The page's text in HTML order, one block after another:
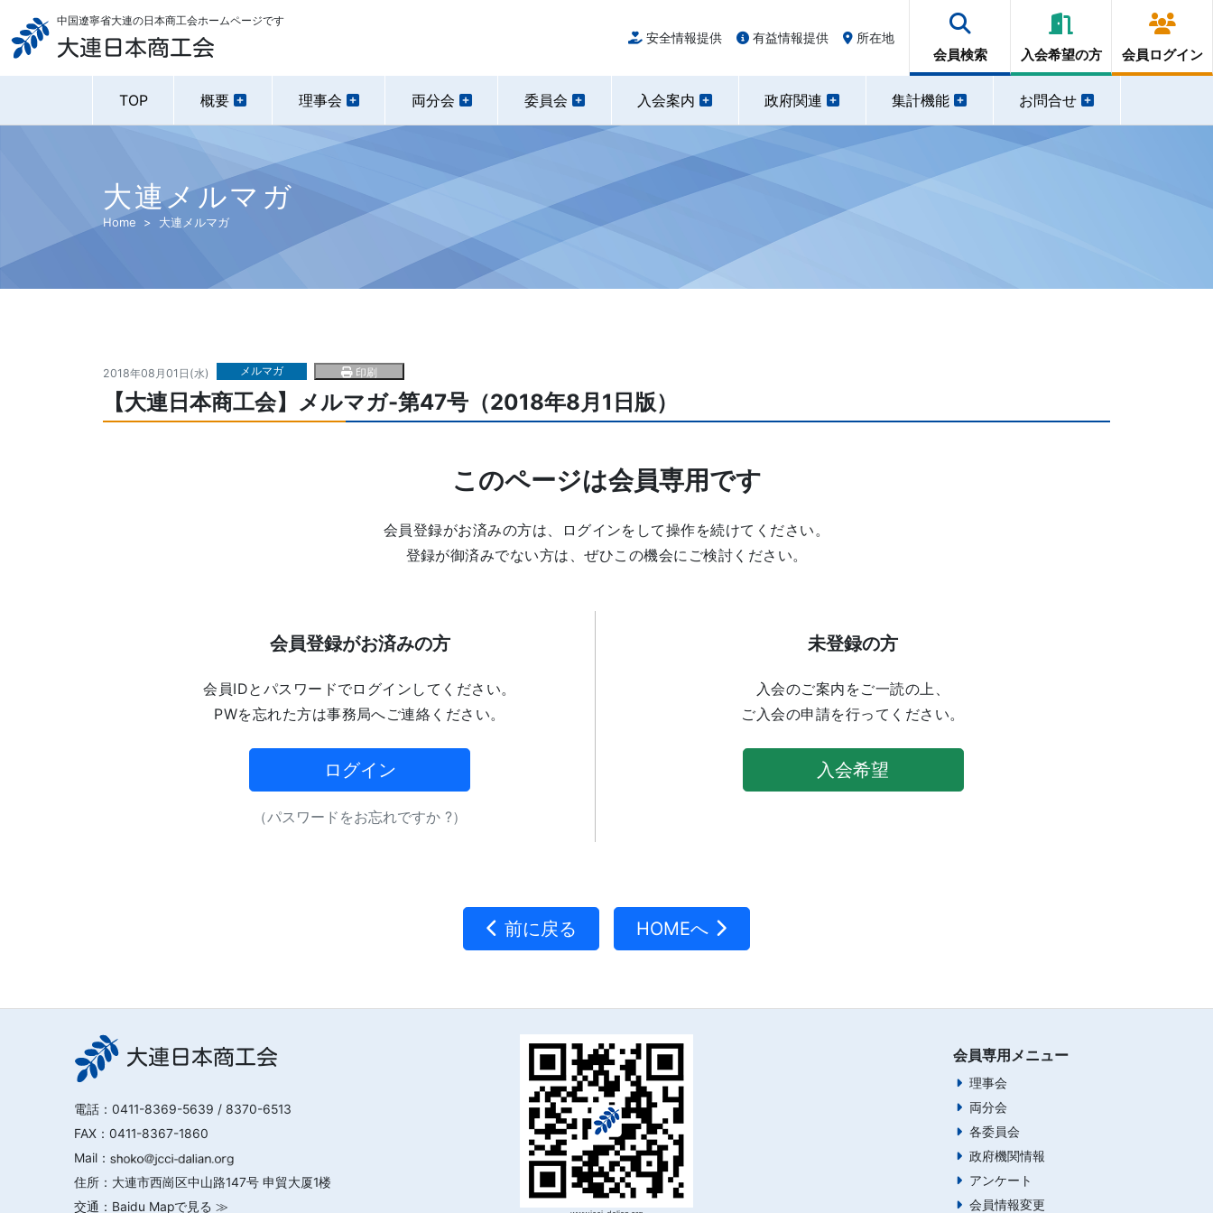
大連日本商工会
中国遼寧省大連の日本商工会ホームページです
安全情報提供 有益情報提供 所在地
会員検索 入会希望の方 会員ログイン
TOP 概要 理事会 両分会 委員会 入会案内 政府関連 集計機能 お問合せ
大連メルマガ
Home 大連メルマガ
2018年08月01日(水) メルマガ 印刷
【大連日本商工会】メルマガ-第47号（2018年8月1日版）
このページは会員専用です
会員登録がお済みの方は、ログインをして操作を続けてください。
登録が御済みでない方は、ぜひこの機会にご検討ください。
会員登録がお済みの方
会員IDとパスワードでログインしてください。
PWを忘れた方は事務局へご連絡ください。
ログイン
（パスワードをお忘れですか ?）
未登録の方
入会のご案内をご一読の上、
ご入会の申請を行ってください。
入会希望
前に戻る HOMEへ
大連日本商工会
電話： 0411-8369-5639 / 8370-6513
FAX：0411-8367-1860
Mail：
住所：大連市西崗区中山路147号 申貿大厦1楼
交通： Baidu Mapで見る ≫
会員専用メニュー
理事会
両分会
各委員会
政府機関情報
アンケート
会員情報変更